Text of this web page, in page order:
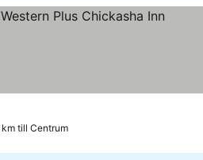
km till Centrum